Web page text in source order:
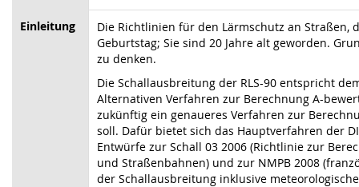
Einleitung
Die Richtlinien für den Lärmschutz an Straßen,
Geburtstag; Sie sind 20 Jahre alt geworden.
zu denken.
Die Schallausbreitung der RLS-90 entspricht
Alternativen Verfahren zur Berechnung A-
zukünftig ein genaueres Verfahren zur
soll. Dafür bietet sich das Hauptverfahren der
Entwürfe zur Schall 03 2006 (Richtlinie zur
und Straßenbahnen) und zur NMPB 2008
der Schallausbreitung inklusive